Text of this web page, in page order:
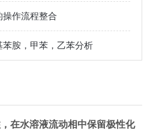
操作流程整合
胺，甲苯，乙苯分析
在水溶液流动相中保留极性化